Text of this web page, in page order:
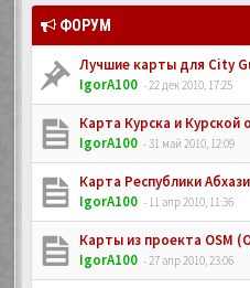
ФОРУМ
Лучшие карты для City
IgorA100 - 22 дек 2010, 17:25
Карта Курска и Курской
IgorA100 - 31 май 2010, 12:09
Карта Республики
IgorA100 - 11 апр 2010, 11:36
Карты из проекта OSM
IgorA100 - 27 апр 2010, 23:06